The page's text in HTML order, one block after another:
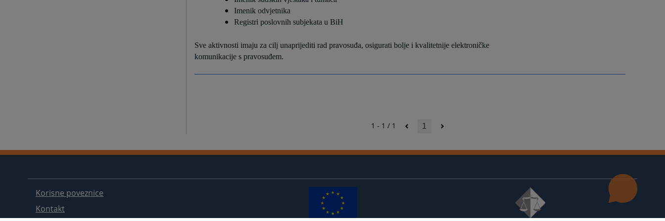
Imenik odvjetnika
Registri poslovnih subjekata u BiH
Sve aktivnosti imaju za cilj unaprijediti rad pravosuđa, osigurati bolje i kvalitetnije elektroničke
komunikacije s pravosuđem.
1 - 1 / 1 1
Korisne poveznice
Kontakt